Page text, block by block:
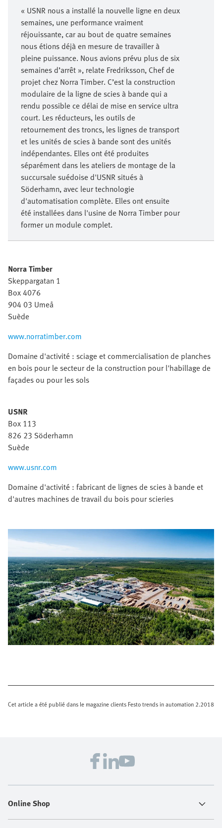
« USNR nous a installé la nouvelle ligne en deux
semaines, une performance vraiment
réjouissante, car au bout de quatre semaines
nous étions déjà en mesure de travailler à
pleine puissance. Nous avions prévu plus de six
semaines d’arrêt », relate Fredriksson, Chef de
projet chez Norra Timber. C’est la construction
modulaire de la ligne de scies à bande qui a
rendu possible ce délai de mise en service ultra
court. Les réducteurs, les outils de
retournement des troncs, les lignes de transport
et les unités de scies à bande sont des unités
indépendantes. Elles ont été produites
séparément dans les ateliers de montage de la
succursale suédoise d'USNR situés à
Söderhamn, avec leur technologie
d'automatisation complète. Elles ont ensuite
été installées dans l'usine de Norra Timber pour
former un module complet.
Norra Timber
Skeppargatan 1
Box 4076
904 03 Umeå
Suède
www.norratimber.com
Domaine d'activité : sciage et commercialisation de planches
en bois pour le secteur de la construction pour l'habillage de
façades ou pour les sols
USNR
Box 113
826 23 Söderhamn
Suède
www.usnr.com
Domaine d'activité : fabricant de lignes de scies à bande et
d'autres machines de travail du bois pour scieries
Cet article a été publié dans le magazine clients Festo trends in automation 2.2018
Online Shop